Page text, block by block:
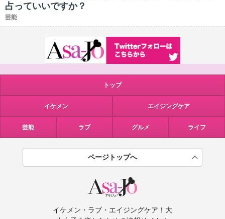
占っていいですか？
芸能
トップ
イケメン エイジングケア
芸能 ラブ グルメ ライフ
ページトップへ
イケメン・ラブ・エイジングケア！大